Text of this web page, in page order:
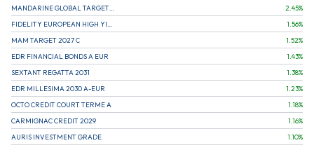
2.45%
1.56%
MAM TARGET 2027 C
1.52%
EDR FINANCIAL BONDS A EUR
1.43%
SEXTANT REGATTA 2031
1.38%
EDR MILLESIMA 2030 A-EUR
1.23%
OCTO CREDIT COURT TERME A
1.18%
CARMIGNAC CREDIT 2029
1.16%
AURIS INVESTMENT GRADE
1.10%